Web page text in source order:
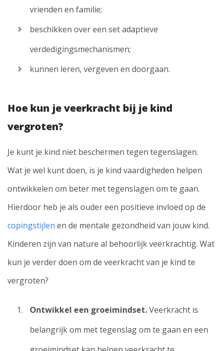
vrienden en familie;
beschikken over een set adaptieve
verdedigingsmechanismen;
kunnen leren, vergeven en doorgaan.
Hoe kun je veerkracht bij je kind
vergroten?
Je kunt je kind niet beschermen tegen tegenslagen.
Wat je wel kunt doen, is je kind vaardigheden helpen
ontwikkelen om beter met tegenslagen om te gaan.
Hierdoor heb je als ouder een positieve invloed op de
copingstijlen en de mentale gezondheid van jouw kind.
Kinderen zijn van nature al behoorlijk veerkrachtig. Wat
kun je verder doen om de veerkracht van je kind te
vergroten?
Ontwikkel een groeimindset.Veerkracht is
belangrijk om met tegenslag om te gaan en een